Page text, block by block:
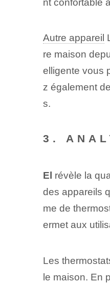
Autre appareil
re maison
elligente vous
z également
s.
3.
El révèle la
des ⁢appareils⁤
me de
ermet aux
Les
le maison. En